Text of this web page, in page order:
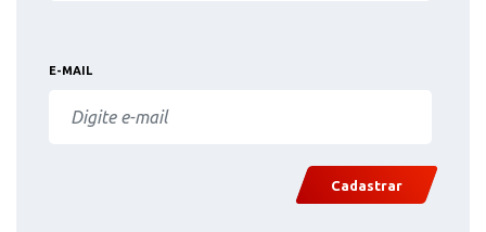
E-MAIL
Cadastrar